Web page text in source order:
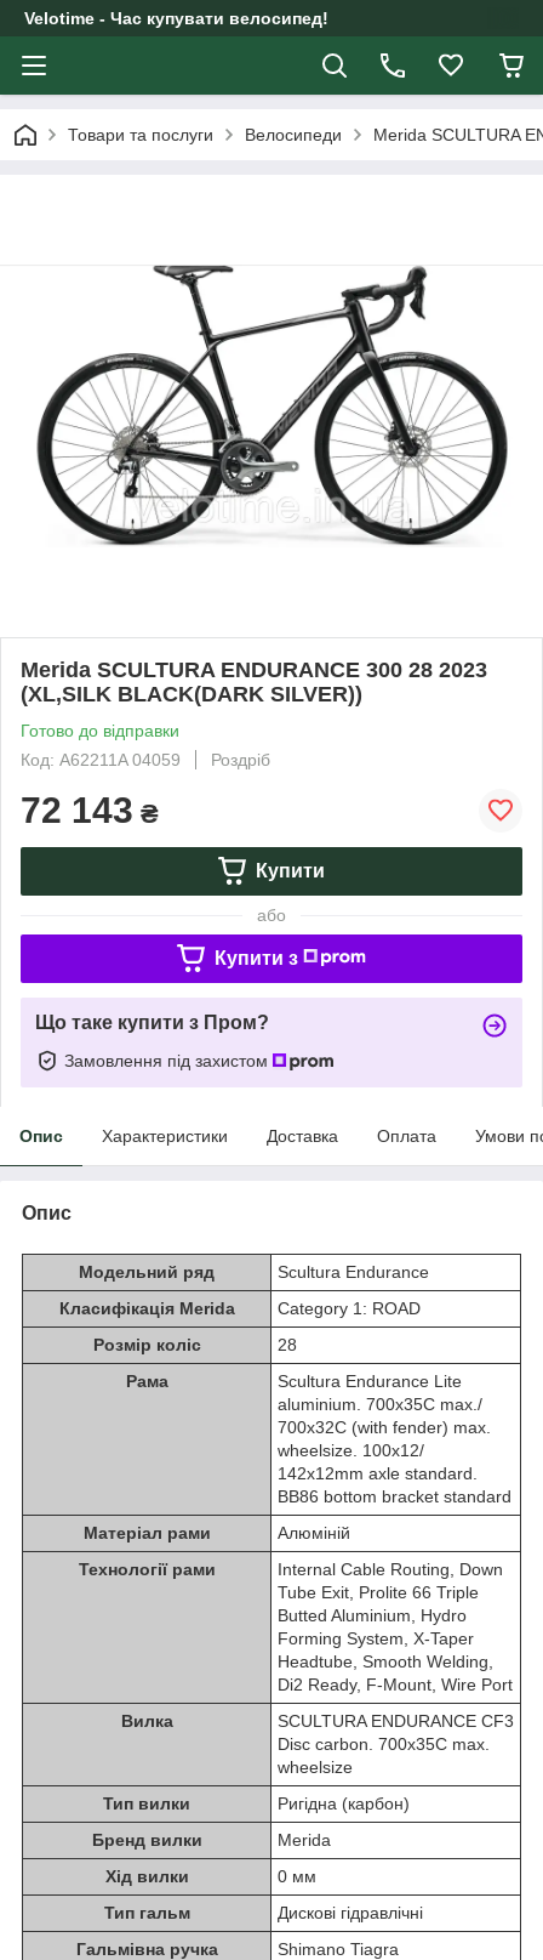
Velotime - Час купувати велосипед!
Товари та послуги Велосипеди Merida SCULTURA
Merida SCULTURA ENDURANCE 300 28 2023
(XL,SILK BLACK(DARK SILVER))
Готово до відправки
Код: A62211A 04059
Роздріб
72 143 ₴
Купити
або
Купити з
Що таке купити з Пром?
Замовлення під захистом
Опис Характеристики Доставка Оплата Умови
Опис
Модельний ряд
Scultura Endurance
Класифікація Merida
Category 1: ROAD
Розмір коліс
28
Рама
Scultura Endurance Lite
aluminium. 700x35C max./
700x32C (with fender) max.
wheelsize. 100x12/
142x12mm axle standard.
BB86 bottom bracket standard
Матеріал рами
Алюміній
Технології рами
Internal Cable Routing, Down
Tube Exit, Prolite 66 Triple
Butted Aluminium, Hydro
Forming System, X-Taper
Headtube, Smooth Welding,
Di2 Ready, F-Mount, Wire Port
Вилка
SCULTURA ENDURANCE CF3
Disc carbon. 700x35C max.
wheelsize
Тип вилки
Ригідна (карбон)
Бренд вилки
Merida
Хід вилки
0 мм
Тип гальм
Дискові гідравлічні
Гальмівна ручка
Shimano Tiagra